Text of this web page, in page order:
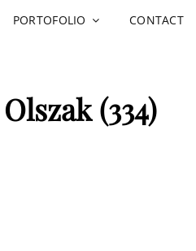
PORTOFOLIO CONTACT
(334)